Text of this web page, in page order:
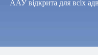
ААУ відкрита для всіх